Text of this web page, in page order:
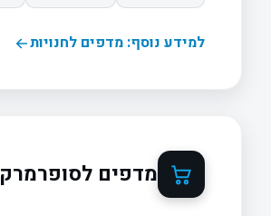
למידע נוסף: מדפים לחנויות
מדפים